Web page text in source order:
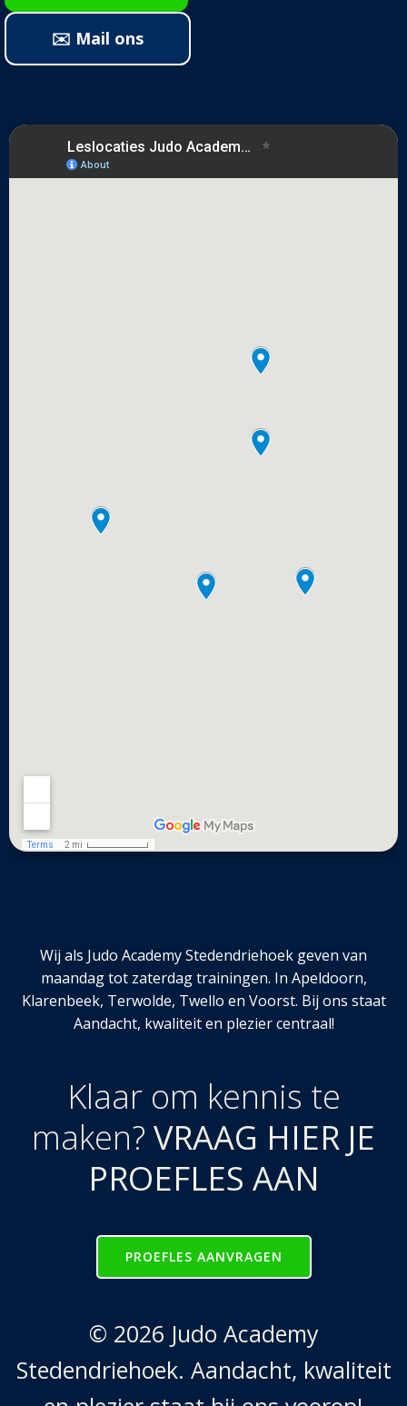
✉️ Mail ons
Wij als Judo Academy Stedendriehoek geven van
maandag tot zaterdag trainingen. In Apeldoorn,
Klarenbeek, Terwolde, Twello en Voorst. Bij ons staat
Aandacht, kwaliteit en plezier centraal!
Klaar om kennis te
maken? VRAAG HIER JE
PROEFLES AAN
PROEFLES AANVRAGEN
© 2026 Judo Academy
Stedendriehoek. Aandacht, kwaliteit